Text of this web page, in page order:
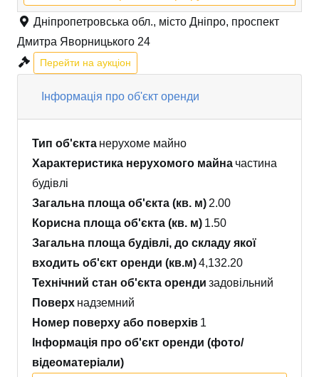
Дніпропетровська обл., місто Дніпро, проспект
Дмитра Яворницького 24
Перейти на аукціон
Інформація про об'єкт оренди
Тип об'єкта нерухоме майно
Характеристика нерухомого майна частина
будівлі
Загальна площа об'єкта (кв. м) 2.00
Корисна площа об'єкта (кв. м) 1.50
Загальна площа будівлі, до складу якої
входить об'єкт оренди (кв.м)4,132.20
Технічний стан об'єкта оренди задовільний
Поверх надземний
Номер поверху або поверхів 1
Інформація про об'єкт оренди (фото/
відеоматеріали)